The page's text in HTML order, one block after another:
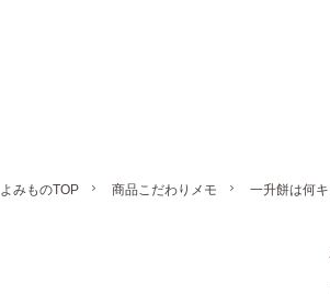
よみものTOP 商品こだわりメモ 一升餅は何